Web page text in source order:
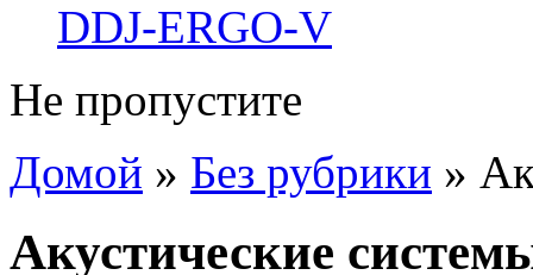
DDJ-ERGO-V
Не пропустите
Домой » Без рубрики »
Акустические